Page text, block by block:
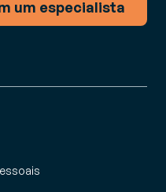
um especialista